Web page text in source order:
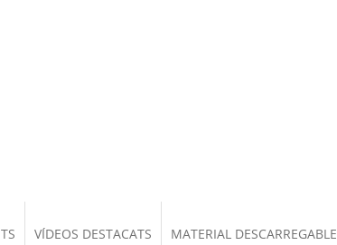
VÍDEOS DESTACATS MATERIAL DESCARREGABLE